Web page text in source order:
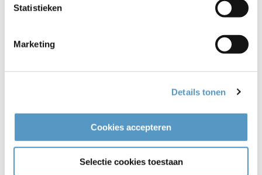
Statistieken
Marketing
Details tonen
Cookies accepteren
Selectie cookies toestaan
Katwijkse verenigingen en organisaties hebben heel
veel te bieden! Wat precies? Dat laten zij zien op het
Doe Mee Festival op 9 september 10:00-16:00 uur op